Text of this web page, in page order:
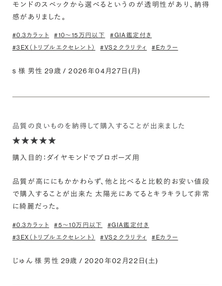
モンドのスペックから選べるというのが透明性があり、納得
感がありました。
#0.3カラット #10〜15万円以下
#GIA鑑定付き
#3EX（トリプルエクセレント）
#VS2 クラリティ #Eカラー
s 様 男性 29歳 / 2026年04月27日(月)
品質の良いものを納得して購入することが出来ました
購入目的：ダイヤモンドでプロポーズ用
品質が高ににもかかわらず、他と比べると比較的お安い値段
で購入することが出来た 太陽光にあてるとキラキラして非常
に綺麗だった。
#0.3カラット #5〜10万円以下
#GIA鑑定付き
#3EX（トリプルエクセレント）
#VS2 クラリティ #Eカラー
じゅん 様 男性 29歳 / 2020年02月22日(土)